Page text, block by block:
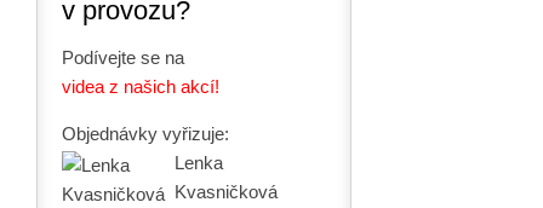
v provozu?
Podívejte se na
videa z našich akcí!
Objednávky vyřizuje:
Lenka
Kvasničková